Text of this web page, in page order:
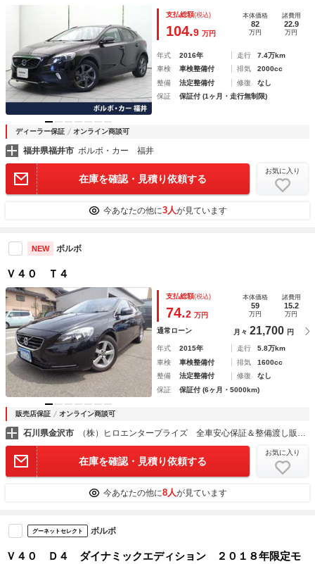
パワーシート 純正１８インチアルミホイール ＬＥＤヘッド
ライト ＢＬＩＳ クルーズコントロール ＥＴＣ２．０
支払総額(税込)
104.9 万円
本体価格
82
万円
諸費用
22.9
万円
年式 2016年 走行
7.4万km
車検
車検整備付 排気
2000cc
整備
法定整備付 修復
なし
保証
保証付 (1ヶ月・走行無制限)
ディーラー保証 オンライン商談可
福井県福井市 ボルボ・カー 福井
在庫を確認・見積り依頼する
お気に入り
今あなたの他に3人が見ています
NEW ボルボ
Ｖ４０ Ｔ４
支払総額(税込)
74.2 万円
本体価格
59
万円
諸費用
15.2
万円
通常ローン 月々 21,700 円
年式 2015年 走行
5.8万km
車検
車検整備付 排気
1600cc
整備
法定整備付 修復
なし
保証
保証付 (6ヶ月・5000km)
販売店保証 オンライン商談可
石川県金沢市
在庫を確認・見積り依頼する
お気に入り
今あなたの他に8人が見ています
グーネットセレクト ボルボ
Ｖ４０ Ｄ４ ダイナミックエディション ２０１８年限定モ